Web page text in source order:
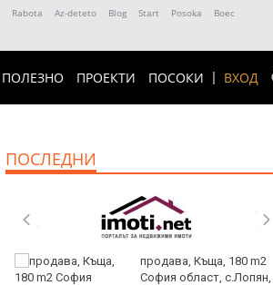
Rabota Az-deteto Blog Start Posoka
Boec
ВХОД
ПОЛЕЗНО ПРОЕКТИ ПОСОКИ
ПОСЛЕДНИ
продава, Къща, 180 m2
София област, с.Лопян,